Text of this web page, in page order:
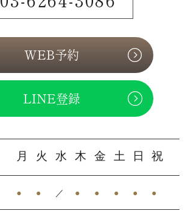
WEB予約
LINE登録
月 火 水 木 金 土 日 祝
● ● ／ ● ● ● ● ●